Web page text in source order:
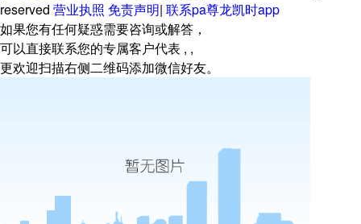
reserved 营业执照 免责声明| 联系pa尊龙凯时app
如果您有任何疑惑需要咨询或解答，
可以直接联系您的专属客户代表 , ,
更欢迎扫描右侧二维码添加微信好友。